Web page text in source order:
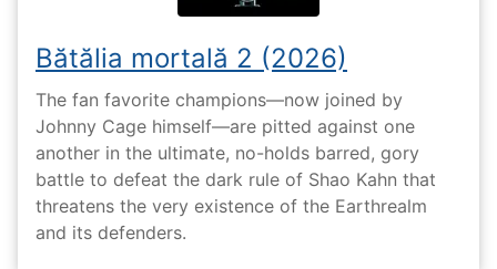
Bătălia mortală 2 (2026)
The fan favorite champions—now joined by
Johnny Cage himself—are pitted against one
another in the ultimate, no-holds barred, gory
battle to defeat the dark rule of Shao Kahn that
threatens the very existence of the Earthrealm
and its defenders.